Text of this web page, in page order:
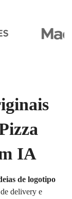
IA
de logotipo
delivery e